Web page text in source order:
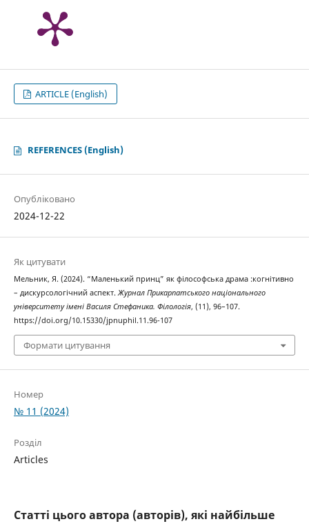
ARTICLE (English)
REFERENCES (English)
Опубліковано
2024-12-22
Як цитувати
Мельник, Я. (2024). “Маленький принц” як філософська драма :когнітивно
– дискурсологічний аспект.Журнал Прикарпатського національного
університету імені Василя Стефаника. Філологія, (11), 96–107.
https://doi.org/10.15330/jpnuphil.11.96-107
Формати цитування
Номер
№ 11 (2024)
Розділ
Articles
Статті цього автора (авторів), які найбільше